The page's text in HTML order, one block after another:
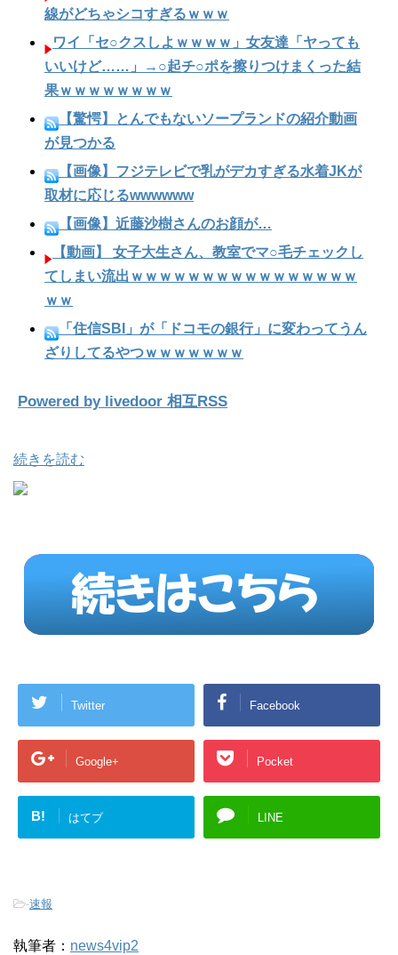
線がどちゃシコすぎるｗｗｗ
ワイ「セ○クスしよｗｗｗｗ」女友達「ヤっても
いいけど……」→○起チ○ポを擦りつけまくった結
果ｗｗｗｗｗｗｗｗ
【驚愕】とんでもないソープランドの紹介動画
が見つかる
【画像】フジテレビで乳がデカすぎる水着JKが
取材に応じるwwwwww
【画像】近藤沙樹さんのお顔が…
【動画】 女子大生さん、教室でマ○毛チェックし
てしまい流出ｗｗｗｗｗｗｗｗｗｗｗｗｗｗｗｗ
ｗｗ
「住信SBI」が「ドコモの銀行」に変わってうん
ざりしてるやつｗｗｗｗｗｗｗ
Powered by livedoor 相互RSS
続きを読む
Twitter Facebook
Google+ Pocket
B! はてブ LINE
-速報
執筆者： news4vip2